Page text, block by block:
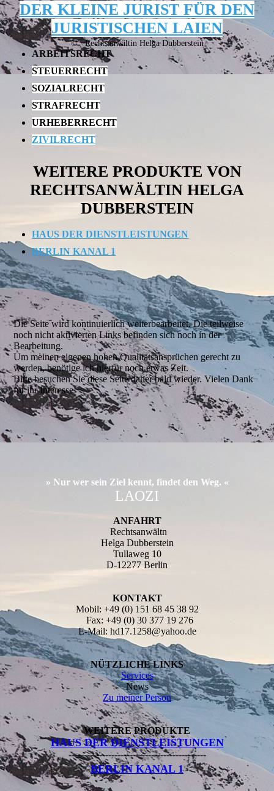
DER KLEINE JURIST FÜR DEN
JURISTISCHEN LAIEN
© Rechtsanwältin Helga Dubberstein
ARBEITSRECHT
STEUERRECHT
SOZIALRECHT
STRAFRECHT
URHEBERRECHT
ZIVILRECHT
WEITERE PRODUKTE VON
RECHTSANWÄLTIN HELGA
DUBBERSTEIN
HAUS DER DIENSTLEISTUNGEN
BERLIN KANAL 1
Die Seite wird kontinuierlich weiterbearbeitet. Die teilweise
noch nicht aktivierten Links befinden sich noch in der
Bearbeitung.
Um meinen eigenen hohen Qualitätsansprüchen gerecht zu
werden, benötige ich hierfür noch etwas Zeit.
Bitte besuchen Sie diese Seite daher bald wieder. Vielen Dank
für ihr Interesse!
» Nur wer sein Ziel kennt, findet den Weg. «
LAOZI
ANFAHRT
Rechtsanwältn
Helga Dubberstein
Tullaweg 10
D-12277 Berlin
KONTAKT
Mobil: +49 (0) 151 68 45 38 92
Fax: +49 (0) 30 377 19 276
E-Mail: hd17.1258@yahoo.de
NÜTZLICHE LINKS
Services
News
Zu meiner Person
WEITERE PRODUKTE
HAUS DER DIENSTLEISTUNGEN
---------------------------------------------
BERLIN KANAL 1